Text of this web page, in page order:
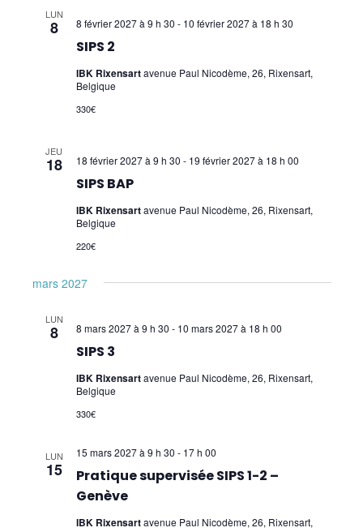
LUN
8
SIPS 2
8 février 2027 à 9 h 30 - 10 février 2027 à 18 h 30
IBK Rixensartavenue Paul Nicodème, 26, Rixensart,
Belgique
330€
JEU
18
SIPS BAP
18 février 2027 à 9 h 30 - 19 février 2027 à 18 h 00
IBK Rixensartavenue Paul Nicodème, 26, Rixensart,
Belgique
220€
mars 2027
LUN
8
SIPS 3
8 mars 2027 à 9 h 30 - 10 mars 2027 à 18 h 00
IBK Rixensartavenue Paul Nicodème, 26, Rixensart,
Belgique
330€
LUN
15
Pratique supervisée SIPS 1-2 –
Genève
15 mars 2027 à 9 h 30 - 17 h 00
IBK Rixensartavenue Paul Nicodème, 26, Rixensart,